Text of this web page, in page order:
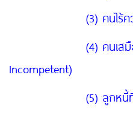
(3) คนไร้ความสา
(4) คนเสมือนไร้ค
Incompetent)
(5) ลูกหนี้ที่ถูกฟ้อ